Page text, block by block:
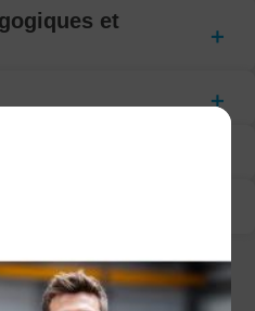
et
INTÉRESSER :